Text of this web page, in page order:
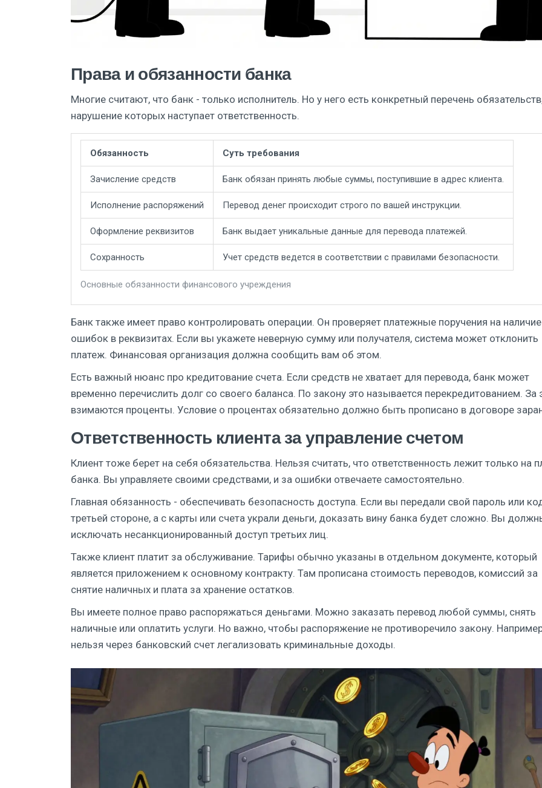
Права и обязанности банка
Многие считают, что банк - только исполнитель. Но у него есть конкретный перечень
нарушение которых наступает ответственность.
Основные обязанности финансового учреждения
Обязанность Суть требования
Зачисление средств Банк обязан принять любые суммы, поступившие в адрес клиента.
Исполнение распоряжений Перевод денег происходит строго по вашей инструкции.
Оформление реквизитов Банк выдает уникальные данные для перевода платежей.
Сохранность Учет средств ведется в соответствии с правилами безопасности.
Банк также имеет право контролировать операции. Он проверяет платежные поручения на наличие
ошибок в реквизитах. Если вы укажете неверную сумму или получателя, система может отклонить
платеж. Финансовая организация должна сообщить вам об этом.
Есть важный нюанс про кредитование счета. Если средств не хватает для перевода, банк может
временно перечислить долг со своего баланса. По закону это называется перекредитованием. За
взимаются проценты. Условие о процентах обязательно должно быть прописано в договоре
Ответственность клиента за управление счетом
Клиент тоже берет на себя обязательства. Нельзя считать, что ответственность лежит только на
банка. Вы управляете своими средствами, и за ошибки отвечаете самостоятельно.
Главная обязанность - обеспечивать безопасность доступа. Если вы передали свой пароль или
третьей стороне, а с карты или счета украли деньги, доказать вину банка будет сложно. Вы
исключать несанкционированный доступ третьих лиц.
Также клиент платит за обслуживание. Тарифы обычно указаны в отдельном документе, который
является приложением к основному контракту. Там прописана стоимость переводов, комиссий за
снятие наличных и плата за хранение остатков.
Вы имеете полное право распоряжаться деньгами. Можно заказать перевод любой суммы, снять
наличные или оплатить услуги. Но важно, чтобы распоряжение не противоречило закону.
нельзя через банковский счет легализовать криминальные доходы.